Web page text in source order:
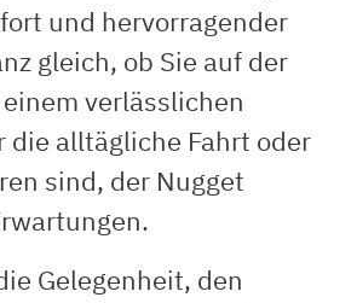
und hervorragender
gleich, ob Sie auf der
verlässlichen
die alltägliche Fahrt oder
sind, der Nugget
Gelegenheit, den